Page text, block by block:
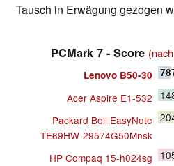
Tausch in Erwägung gezogen
PCMark 7 - Score
Lenovo B50-30
Acer Aspire E1-532
Packard Bell EasyNote
TE69HW-29574G50Mnsk
HP Compaq 15-h024sg